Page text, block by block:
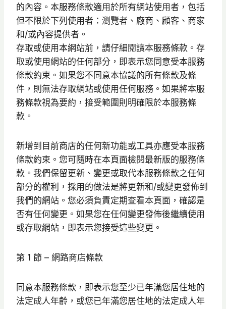
的內容。本服務條款適用於所有網站使用者，包括
但不限於下列使用者：瀏覽者、廠商、顧客、商家
和/或內容提供者。
存取或使用本網站前，請仔細閱讀本服務條款。存
取或使用網站的任何部分，即表示您同意受本服務
條款約束。如果您不同意本協議的所有條款及條
件，則無法存取網站或使用任何服務。如果將本服
務條款視為要約，接受範圍則明確限於本服務條
款。
新增到目前商店的任何新功能或工具亦應受本服務
條款約束。您可隨時在本頁面檢閱最新版的服務條
款。我們保留更新、變更或取代本服務條款之任何
部分的權利，採用的做法是將更新和/或變更發佈到
我們的網站。您必須負責定期查看本頁面，確認是
否有任何變更。如果您在任何變更發佈後繼續使用
或存取網站，即表示您接受這些變更。
第 1 節 – 網路商店條款
同意本服務條款，即表示您至少已年滿您居住地的
法定成人年齡，或您已年滿您居住地的法定成人年